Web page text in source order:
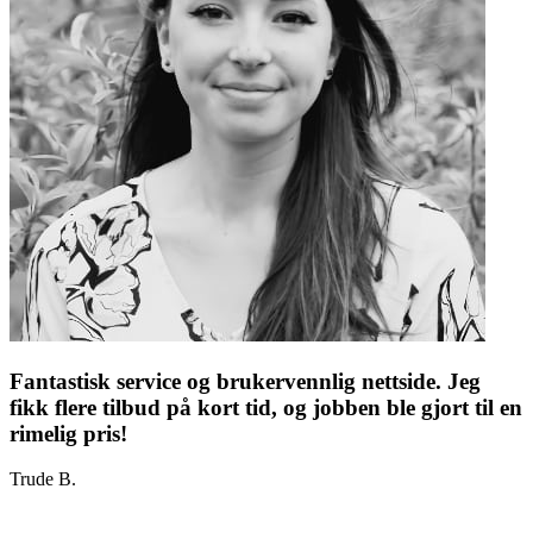
Fantastisk service og brukervennlig nettside. Jeg
fikk flere tilbud på kort tid, og jobben ble gjort til en
rimelig pris!
Trude B.